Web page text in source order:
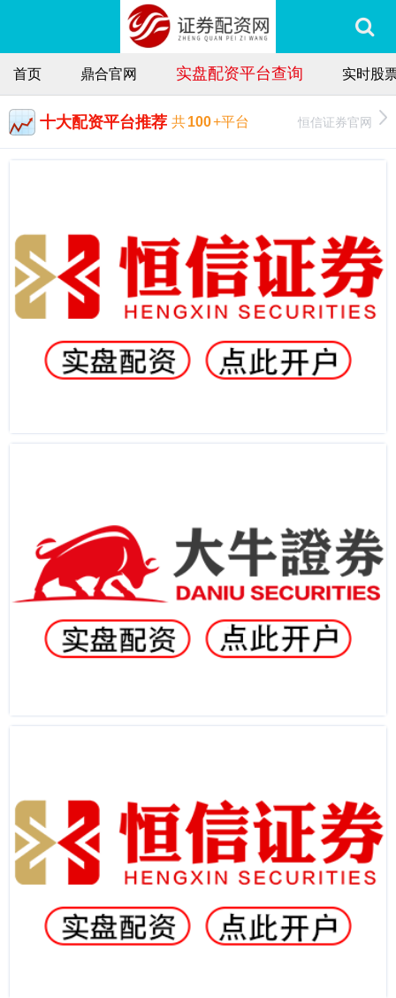
首页 鼎合官网 实盘配资平台查询 实时股
十大配资平台推荐 共100+平台 恒信证券官网